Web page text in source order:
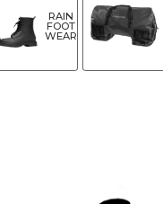
RAIN
FOOT
WEAR